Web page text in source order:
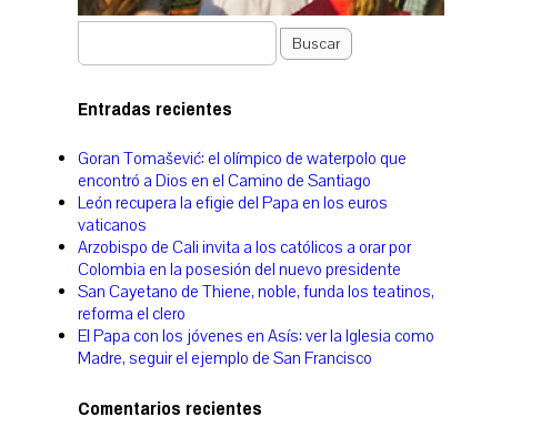
Buscar
Entradas recientes
Goran Tomašević: el olímpico de waterpolo que
encontró a Dios en el Camino de Santiago
León recupera la efigie del Papa en los euros
vaticanos
Arzobispo de Cali invita a los católicos a orar por
Colombia en la posesión del nuevo presidente
San Cayetano de Thiene, noble, funda los teatinos,
reforma el clero
El Papa con los jóvenes en Asís: ver la Iglesia como
Madre, seguir el ejemplo de San Francisco
Comentarios recientes